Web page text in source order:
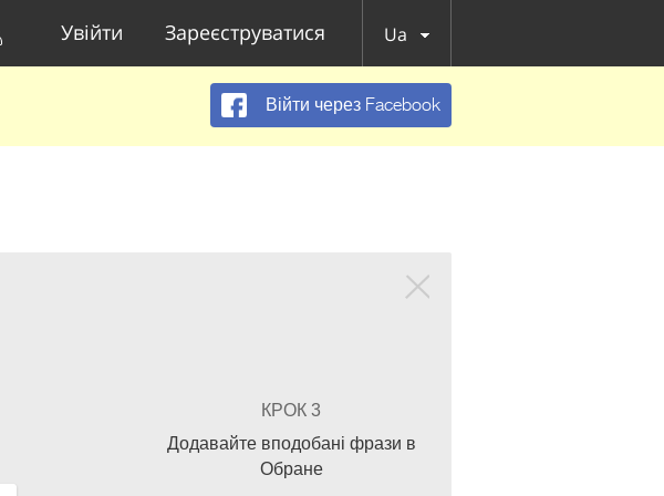
Увійти Зареєструватися Ua
Війти через Facebook
КРОК 3
Додавайте вподобані фрази в
Обране